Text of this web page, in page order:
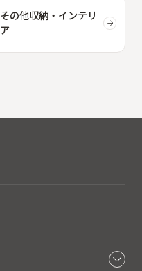
その他収納・インテリ
ア